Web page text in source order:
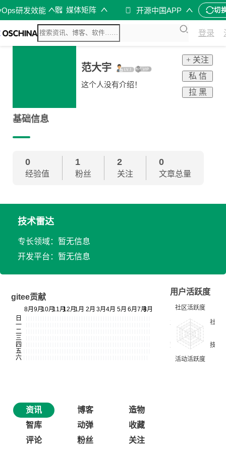
研发效能 媒体矩阵 开源中国APP 切
登录
范大宇
这个人没有介绍！
+ 关注
私 信
拉 黑
基础信息
0
经验值
1
粉丝
2
关注
0
文章总量
技术雷达
专长领域：暂无信息
开发平台：暂无信息
gitee贡献
用户活跃度
资讯 博客
造物
智库
动弹
收藏
评论
粉丝 关注